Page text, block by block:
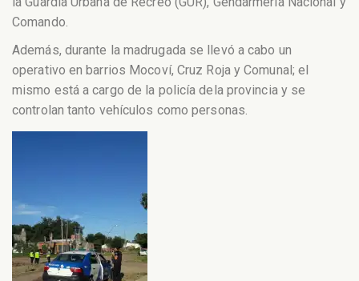
Comando.
Además, durante la madrugada se llevó a cabo un
operativo en barrios Mocoví, Cruz Roja y Comunal; el
mismo está a cargo de la policía dela provincia y se
controlan tanto vehículos como personas.